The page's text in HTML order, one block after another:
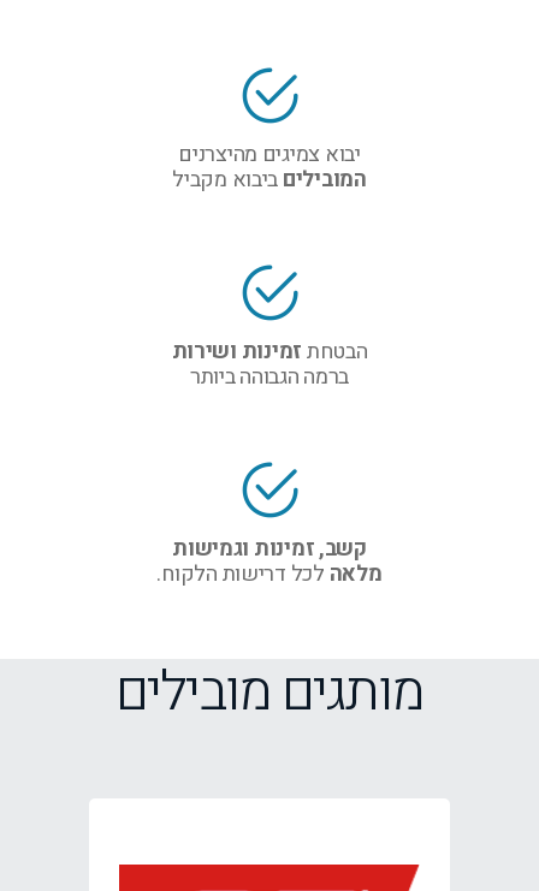
יבוא צמיגים מהיצרנים
המוביליםביבוא מקביל
הבטחתזמינות ושירות
ברמה הגבוהה ביותר
קשב, זמינות וגמישות
מלאה לכל דרישות הלקוח.
מותגים מובילים